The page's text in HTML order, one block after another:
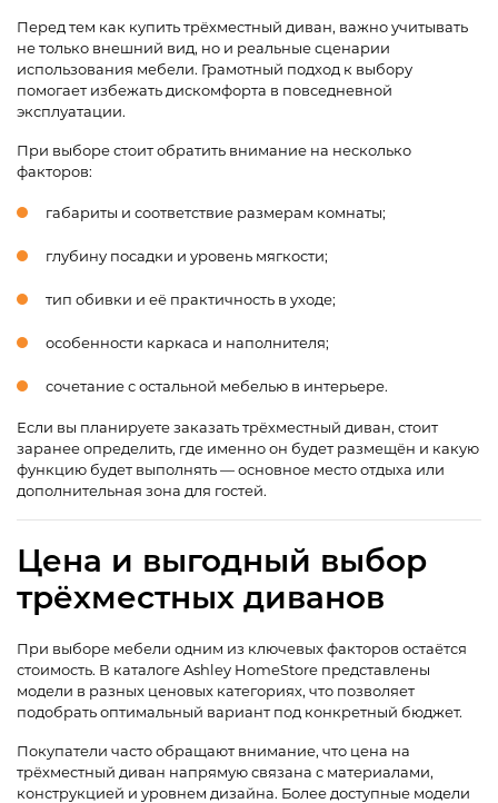
Перед тем как купить трёхместный диван, важно учитывать
не только внешний вид, но и реальные сценарии
использования мебели. Грамотный подход к выбору
помогает избежать дискомфорта в повседневной
эксплуатации.
При выборе стоит обратить внимание на несколько
факторов:
габариты и соответствие размерам комнаты;
глубину посадки и уровень мягкости;
тип обивки и её практичность в уходе;
особенности каркаса и наполнителя;
сочетание с остальной мебелью в интерьере.
Если вы планируете заказать трёхместный диван, стоит
заранее определить, где именно он будет размещён и какую
функцию будет выполнять — основное место отдыха или
дополнительная зона для гостей.
Цена и выгодный выбор
трёхместных диванов
При выборе мебели одним из ключевых факторов остаётся
стоимость. В каталоге Ashley HomeStore представлены
модели в разных ценовых категориях, что позволяет
подобрать оптимальный вариант под конкретный бюджет.
Покупатели часто обращают внимание, что цена на
трёхместный диван напрямую связана с материалами,
конструкцией и уровнем дизайна. Более доступные модели